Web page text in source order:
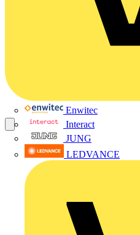
Enwitec
Interact
JUNG
LEDVANCE